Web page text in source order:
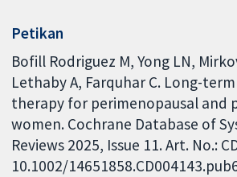
Petikan
Bofill Rodriguez M, Yong LN,
Lethaby A, Farquhar C. Long-
therapy for perimenopausal and
women. Cochrane Database of
Reviews 2025, Issue 11. Art. No.:
10.1002/